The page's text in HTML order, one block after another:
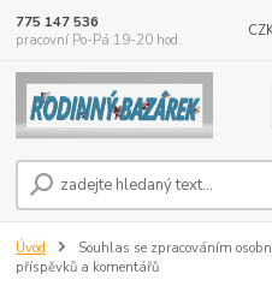
775 147 536
pracovní Po-Pá 19-20 hod.
Úvod
Souhlas se zpracováním
příspěvků a komentářů